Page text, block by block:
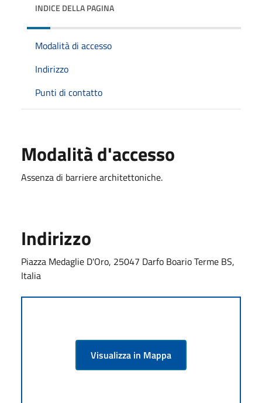
INDICE DELLA PAGINA
Modalità di accesso
Indirizzo
Punti di contatto
Modalità d'accesso
Assenza di barriere architettoniche.
Indirizzo
Piazza Medaglie D'Oro, 25047 Darfo Boario Terme BS,
Italia
Visualizza in Mappa